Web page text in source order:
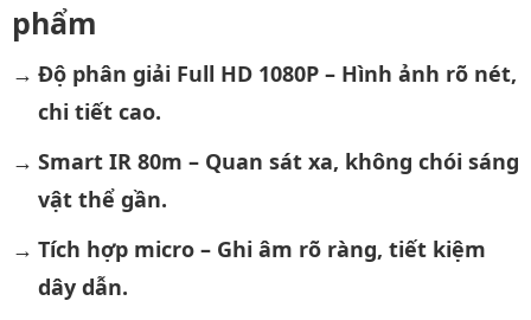
phẩm
Độ phân giải Full HD 1080P – Hình ảnh rõ nét,
chi tiết cao.
Smart IR 80m – Quan sát xa, không chói sáng
vật thể gần.
Tích hợp micro – Ghi âm rõ ràng, tiết kiệm
dây dẫn.